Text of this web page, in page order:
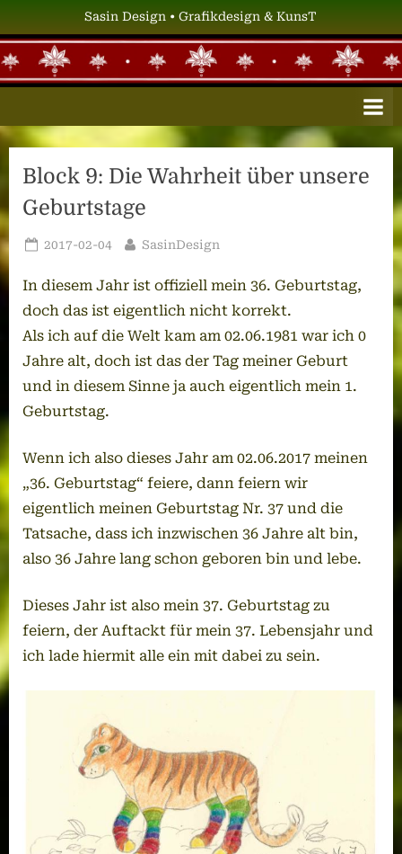
to
content
Sasin Design • Grafikdesign & KunsT
S
S
N
E
I
G
N
Grafikdesign
&
Block 9: Die Wahrheit über unsere
Geburtstage
Posted
2017-02-04 By
SasinDesign
In diesem Jahr ist offiziell mein 36. Geburtstag,
doch das ist eigentlich nicht korrekt.
Als ich auf die Welt kam am 02.06.1981 war ich 0
Jahre alt, doch ist das der Tag meiner Geburt
und in diesem Sinne ja auch eigentlich mein 1.
Geburtstag.
Wenn ich also dieses Jahr am 02.06.2017 meinen
„36. Geburtstag“ feiere, dann feiern wir
eigentlich meinen Geburtstag Nr. 37 und die
Tatsache, dass ich inzwischen 36 Jahre alt bin,
also 36 Jahre lang schon geboren bin und lebe.
Dieses Jahr ist also mein 37. Geburtstag zu
feiern, der Auftackt für mein 37. Lebensjahr und
ich lade hiermit alle ein mit dabei zu sein.